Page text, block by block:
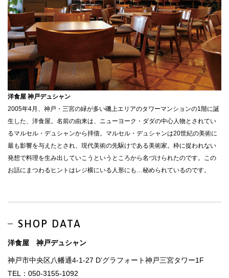
洋食屋 神戸デュシャン
2005年4月、神戸・三宮の緑が多い磯上エリアのタワーマンションの1階に誕
生した、洋食屋。名前の由来は、ニューヨーク・ダダの中心人物とされてい
るマルセル・デュシャンから拝借。マルセル・デュシャンは20世紀の美術に
最も影響を与えたとされ、現代美術の先駆けである美術家。枠に捉われない
発想で料理を生み出していこうというところから名づけられたのです。この
お話にまつわるヒントはレジ横にいる人形にも…秘められているのです。
SHOP DATA
洋食屋 神戸デュシャン
神戸市中央区八幡通4-1-27 D’グラフォート神戸三宮タワー1F
TEL：050-3155-1092